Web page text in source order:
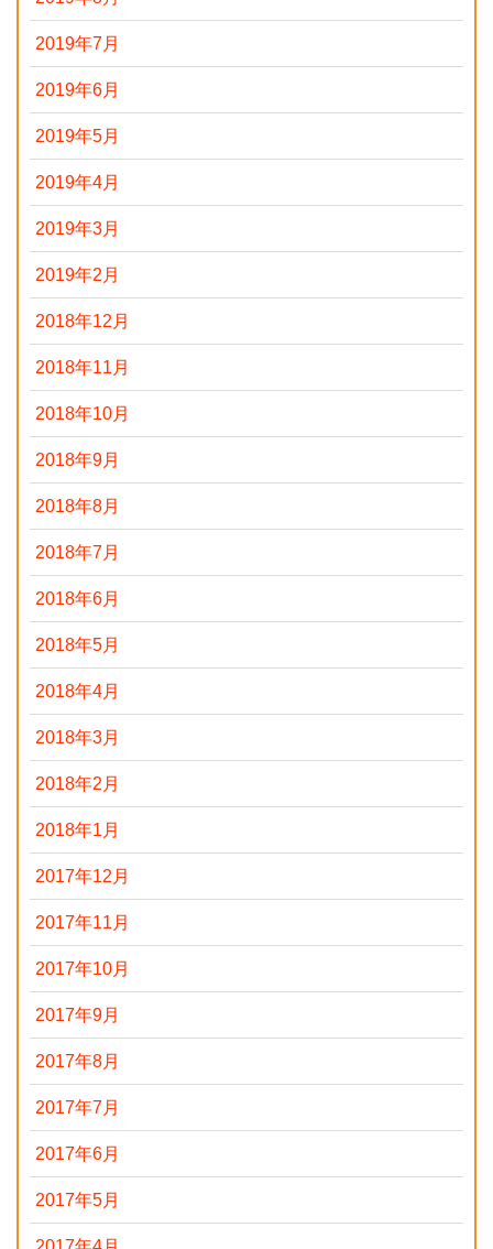
2019年7月
2019年6月
2019年5月
2019年4月
2019年3月
2019年2月
2018年12月
2018年11月
2018年10月
2018年9月
2018年8月
2018年7月
2018年6月
2018年5月
2018年4月
2018年3月
2018年2月
2018年1月
2017年12月
2017年11月
2017年10月
2017年9月
2017年8月
2017年7月
2017年6月
2017年5月